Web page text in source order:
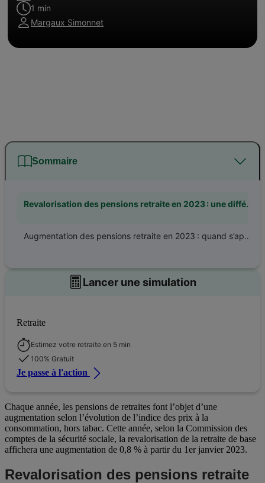
1 min
Margaux Simonnet
Sommaire
Revalorisation des pensions retraite en 2023 : une différence par rapport à 2021 et 2022
Augmentation des pensions retraite en 2023 : quand s’applique cette revalorisation ?
Lancer une simulation
Retraite
Estimez votre retraite en 5 min
100% Gratuit
Je passe à l'action
Chaque année, les pensions de retraites font l’objet d’une
augmentation selon l’évolution de l’indice des prix à la
consommation, hors tabac. Cette année, selon la Commission des
comptes de la sécurité sociale, la revalorisation de la retraite de base
affichera une augmentation de 0,8 % à partir du 1er janvier 2023.
Revalorisation des pensions retraite